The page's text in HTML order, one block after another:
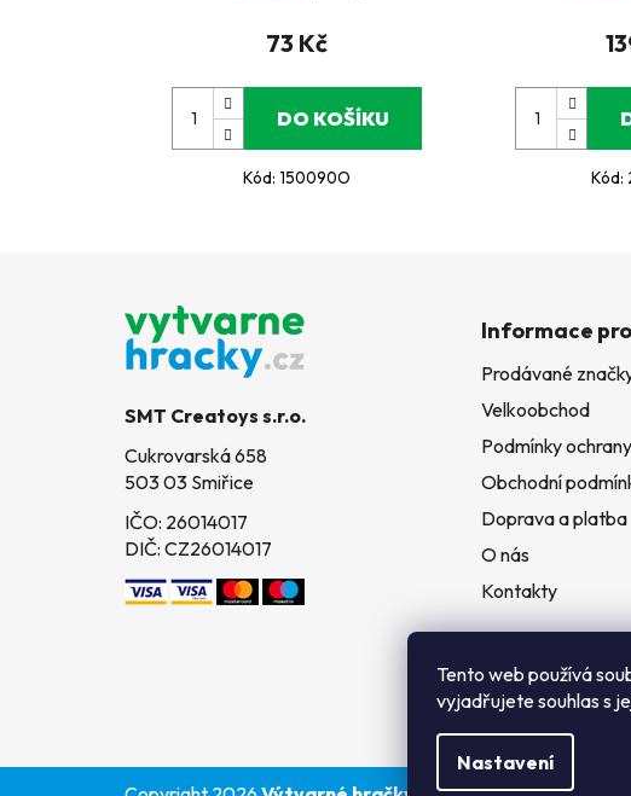
Tento web používá
vyjadřujete souhlas s
Nastavení
73 Kč
DO KOŠÍKU
Kód: 150090O Kód:
SMT Creatoys s.r.o.
Cukrovarská 658
503 03 Smiřice
IČO: 26014017
DIČ: CZ26014017
Informace
Prodávané
Velkoobchod
Podmínky
Obchodní
Doprava a platba
O nás
Kontakty